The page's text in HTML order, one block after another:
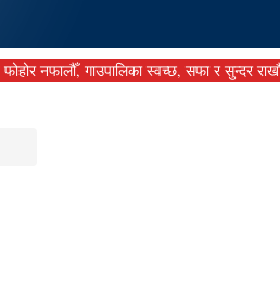
नफालौँ, गाउपालिका स्वच्छ, सफा र सुन्दर राखौँ